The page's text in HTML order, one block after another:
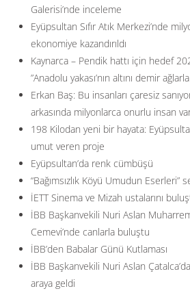
Galerisi’nde inceleme
Eyüpsultan Sıfır Atık Merkezi’nde
ekonomiye kazandırıldı
Kaynarca – Pendik hattı için hedef
”Anadolu yakası’nın altını demir
Erkan Baş: Bu insanları çaresiz
arkasında milyonlarca onurlu insan
198 Kilodan yeni bir hayata:
umut veren proje
Eyüpsultan’da renk cümbüşü
“Bağımsızlık Köyü Umudun Eserleri”
İETT Sinema ve Mizah ustalarını
İBB Başkanvekili Nuri Aslan
Cemevi’nde canlarla buluştu
İBB’den Babalar Günü Kutlaması
İBB Başkanvekili Nuri Aslan
araya geldi